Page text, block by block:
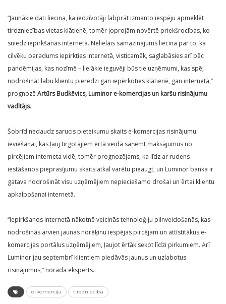
“Jaunākie dati liecina, ka iedzīvotāji labprāt izmanto iespēju apmeklēt
tirdzniecības vietas klātienē, tomēr joprojām novērtē priekšrocības, ko
sniedz iepirkšanās internetā. Nelielais samazinājums liecina par to, ka
cilvēku paradums iepirkties internetā, visticamāk, saglabāsies arī pēc
pandēmijas, kas nozīmē – lielākie ieguvēji būs tie uzņēmumi, kas spēj
nodrošināt labu klientu pieredzi gan iepērkoties klātienē, gan internetā,”
prognozē Artūrs Budkēvics, Luminor e-komercijas un karšu risinājumu
vadītājs.
Šobrīd nedaudz sarucis pieteikumu skaits e-komercijas risinājumu
ieviešanai, kas ļauj tirgotājiem ērtā veidā saņemt maksājumus no
pircējiem interneta vidē, tomēr prognozējams, ka līdz ar rudens
iestāšanos pieprasījumu skaits atkal varētu pieaugt, un Luminor banka ir
gatava nodrošināt visu uzņēmējiem nepieciešamo drošai un ērtai klientu
apkalpošanai internetā.
“Iepirkšanos internetā nākotnē veicinās tehnoloģiju pilnveidošanās, kas
nodrošinās arvien jaunas norēķinu iespējas pircējam un attīstītākus e-
komercijas portālus uzņēmējiem, ļaujot ērtāk sekot līdzi pirkumiem. Arī
Luminor jau septembrī klientiem piedāvās jaunus un uzlabotus
risinājumus,” norāda eksperts.
e-komercija tirdzniecība